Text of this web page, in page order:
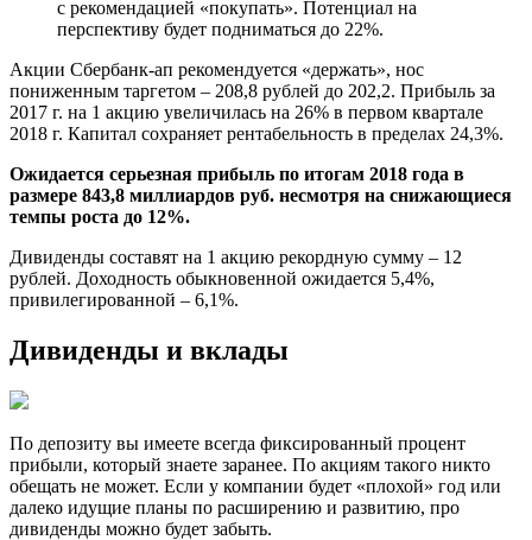
с рекомендацией «покупать». Потенциал на
перспективу будет подниматься до 22%.
Акции Сбербанк-ап рекомендуется «держать», нос
пониженным таргетом – 208,8 рублей до 202,2. Прибыль за
2017 г. на 1 акцию увеличилась на 26% в первом квартале
2018 г. Капитал сохраняет рентабельность в пределах 24,3%.
Ожидается серьезная прибыль по итогам 2018 года в
размере 843,8 миллиардов руб. несмотря на снижающиеся
темпы роста до 12%.
Дивиденды составят на 1 акцию рекордную сумму – 12
рублей. Доходность обыкновенной ожидается 5,4%,
привилегированной – 6,1%.
Дивиденды и вклады
По депозиту вы имеете всегда фиксированный процент
прибыли, который знаете заранее. По акциям такого никто
обещать не может. Если у компании будет «плохой» год или
далеко идущие планы по расширению и развитию, про
дивиденды можно будет забыть.